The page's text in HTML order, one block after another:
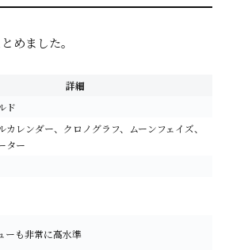
めました。
詳細
ド
カレンダー、クロノグラフ、ムーンフェイズ、
ター
ーも非常に高水準